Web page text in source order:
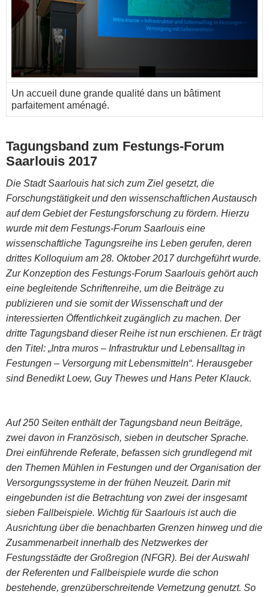
Un accueil dune grande qualité dans un bâtiment
parfaitement aménagé.
Tagungsband zum Festungs-Forum
Saarlouis 2017
Die Stadt Saarlouis hat sich zum Ziel gesetzt, die
Forschungstätigkeit und den wissenschaftlichen Austausch
auf dem Gebiet der Festungsforschung zu fördern. Hierzu
wurde mit dem Festungs-Forum Saarlouis eine
wissenschaftliche Tagungsreihe ins Leben gerufen, deren
drittes Kolloquium am 28. Oktober 2017 durchgeführt wurde.
Zur Konzeption des Festungs-Forum Saarlouis gehört auch
eine begleitende Schriftenreihe, um die Beiträge zu
publizieren und sie somit der Wissenschaft und der
interessierten Öffentlichkeit zugänglich zu machen. Der
dritte Tagungsband dieser Reihe ist nun erschienen. Er trägt
den Titel: „Intra muros – Infrastruktur und Lebensalltag in
Festungen – Versorgung mit Lebensmitteln“. Herausgeber
sind Benedikt Loew, Guy Thewes und Hans Peter Klauck.
Auf 250 Seiten enthält der Tagungsband neun Beiträge,
zwei davon in Französisch, sieben in deutscher Sprache.
Drei einführende Referate, befassen sich grundlegend mit
den Themen Mühlen in Festungen und der Organisation der
Versorgungssysteme in der frühen Neuzeit. Darin mit
eingebunden ist die Betrachtung von zwei der insgesamt
sieben Fallbeispiele. Wichtig für Saarlouis ist auch die
Ausrichtung über die benachbarten Grenzen hinweg und die
Zusammenarbeit innerhalb des Netzwerkes der
Festungsstädte der Großregion (NFGR). Bei der Auswahl
der Referenten und Fallbeispiele wurde die schon
bestehende, grenzüberschreitende Vernetzung genutzt. So